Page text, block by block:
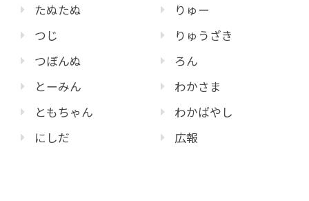
たぬたぬ
つじ
つぼんぬ
とーみん
ともちゃん
にしだ
りゅー
りゅうざき
ろん
わかさま
わかばやし
広報